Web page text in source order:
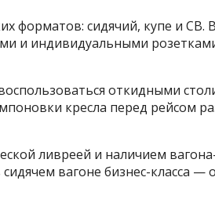
форматов: сидячий, купе и СВ.
и индивидуальными
откидными
кресла перед рейсом
ливреей и наличием
вагоне бизнес-класса —